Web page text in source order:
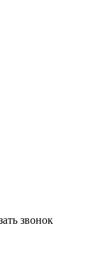
звонок